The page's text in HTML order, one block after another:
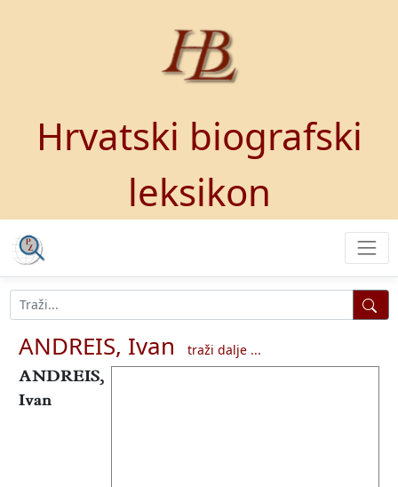
Hrvatski biografski
leksikon
ANDREIS, Ivan
traži dalje ...
ANDREIS,
Ivan